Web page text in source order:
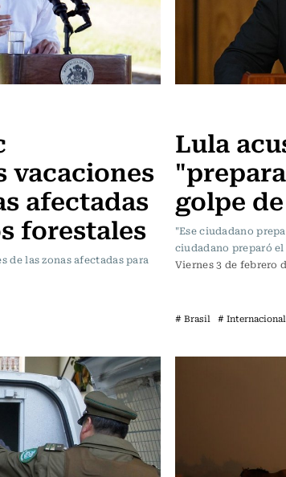
vacaciones
afectadas
forestales
de las zonas afectadas para
Lula
golpe
"Ese ciudadano
ciudadano preparó
Viernes 3 de febrero
# Brasil # Internacional